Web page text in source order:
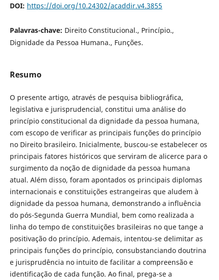
DOI: https://doi.org/10.24302/acaddir.v4.3855
Palavras-chave: Direito Constitucional., Princípio.,
Dignidade da Pessoa Humana., Funções.
Resumo
O presente artigo, através de pesquisa bibliográfica,
legislativa e jurisprudencial, constitui uma análise do
princípio constitucional da dignidade da pessoa humana,
com escopo de verificar as principais funções do princípio
no Direito brasileiro. Inicialmente, buscou-se estabelecer os
principais fatores históricos que serviram de alicerce para o
surgimento da noção de dignidade da pessoa humana
atual. Além disso, foram apontados os principais diplomas
internacionais e constituições estrangeiras que aludem à
dignidade da pessoa humana, demonstrando a influência
do pós-Segunda Guerra Mundial, bem como realizada a
linha do tempo de constituições brasileiras no que tange a
positivação do princípio. Ademais, intentou-se delimitar as
principais funções do princípio, consubstanciando doutrina
e jurisprudência no intuito de facilitar a compreensão e
identificação de cada função. Ao final, prega-se a